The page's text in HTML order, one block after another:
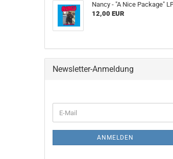
Nancy - "A Nice Package"
12,00 EUR
Newsletter-Anmeldung
ZUR
E-
Mail
ANMELDEN